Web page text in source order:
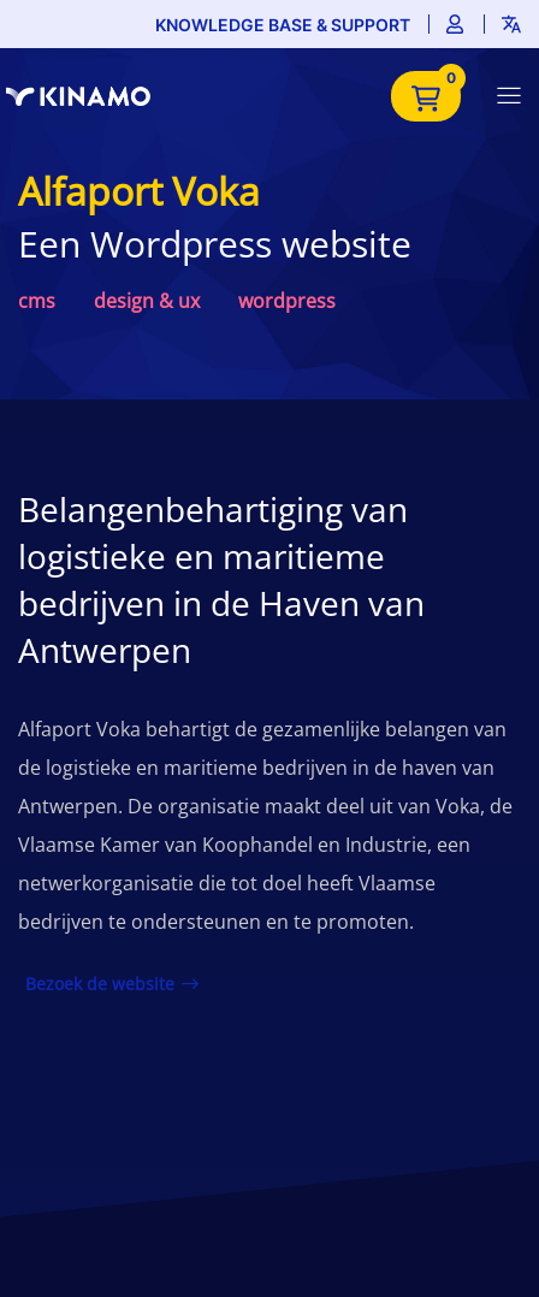
KNOWLEDGE BASE & SUPPORT
0
Alfaport Voka
Een Wordpress website
cms design & ux wordpress
Belangenbehartiging van
logistieke en maritieme
bedrijven in de Haven van
Antwerpen
Alfaport Voka behartigt de gezamenlijke belangen van
de logistieke en maritieme bedrijven in de haven van
Antwerpen. De organisatie maakt deel uit van Voka, de
Vlaamse Kamer van Koophandel en Industrie, een
netwerkorganisatie die tot doel heeft Vlaamse
bedrijven te ondersteunen en te promoten.
Bezoek de website